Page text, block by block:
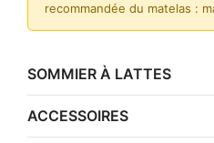
recommandée du matelas :
SOMMIER À LATTES
ACCESSOIRES